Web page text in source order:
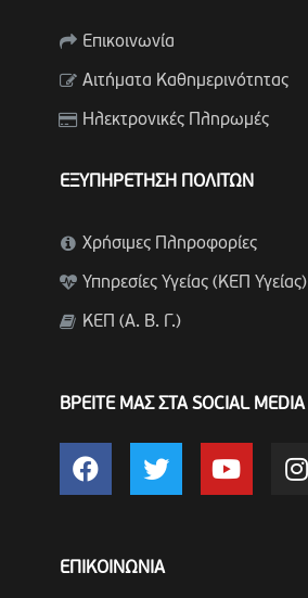
Επικοινωνία
Αιτήματα Καθημερινότητας
Ηλεκτρονικές Πληρωμές
ΕΞΥΠΗΡΕΤΗΣΗ ΠΟΛΙΤΩΝ
Χρήσιμες Πληροφορίες
Υπηρεσίες Υγείας (ΚΕΠ Υγείας)
ΚΕΠ (Α. Β. Γ.)
ΒΡΕΙΤΕ ΜΑΣ ΣΤΑ SOCIAL MEDIA
ΕΠΙΚΟΙΝΩΝΙΑ